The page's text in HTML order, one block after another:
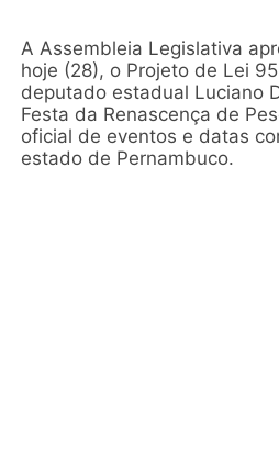
A Assembleia Legislativa
hoje (28), o Projeto de Lei
deputado estadual Luciano
Festa da Renascença de
oficial de eventos e datas
estado de Pernambuco.